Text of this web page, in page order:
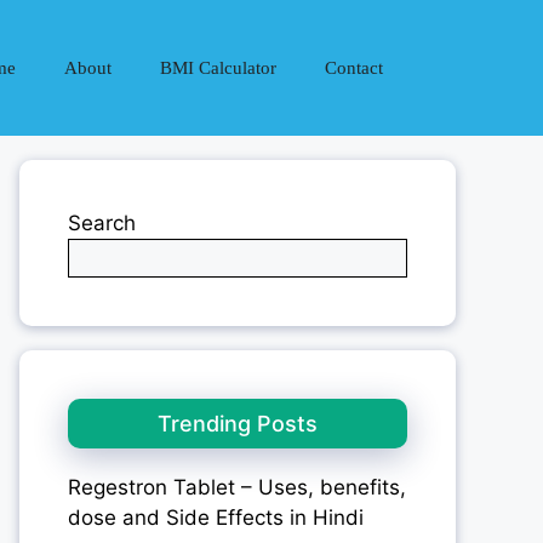
About BMI Calculator Contact
Search
Trending Posts
Regestron Tablet – Uses, benefits,
dose and Side Effects in Hindi